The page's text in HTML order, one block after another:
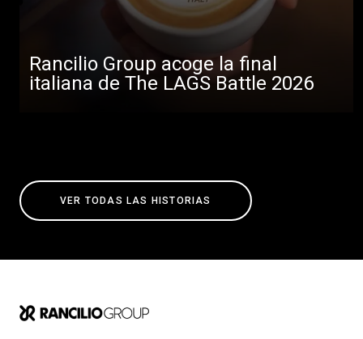
Rancilio Group acoge la final
italiana de The LAGS Battle 2026
VER TODAS LAS HISTORIAS